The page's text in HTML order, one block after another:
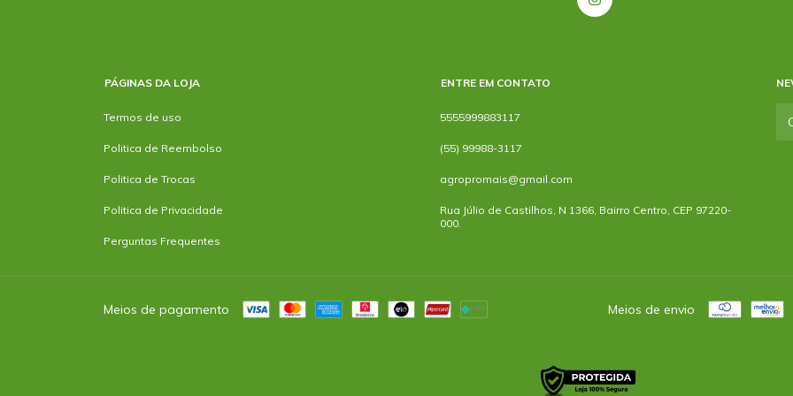
PÁGINAS DA LOJA
Termos de uso
Politica de Reembolso
Politica de Trocas
Politica de Privacidade
Perguntas Frequentes
ENTRE EM CONTATO
5555999883117
(55) 99988-3117
agropromais@gmail.com
Rua Júlio de Castilhos, N 1366, Bairro Centro, CEP 97220-
000.
Meios de pagamento Meios de envio